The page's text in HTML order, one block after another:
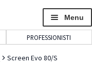
Menu
PROFESSIONISTI
Screen Evo 80/S